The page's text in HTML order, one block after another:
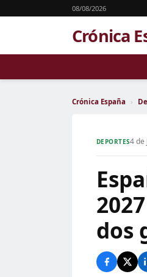
08/08/2026
Crónica
Crónica España ›
DEPORTES4 de
dos